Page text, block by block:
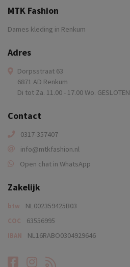
MTK Fashion
Dames kleding in Renkum
Adres
Dorpsstraat 63
6871 AD Renkum
Di tot Za. 11.00 - 17.00 Wo. GESLOTEN
Contact
0317-357407
info@mtkfashion.nl
Open chat in WhatsApp
Zakelijk
btw NL002359425B03
COC 63556995
IBAN NL16RABO0304929646
Facebook
Instagram
RSS-feed